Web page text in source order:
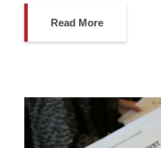
Read More